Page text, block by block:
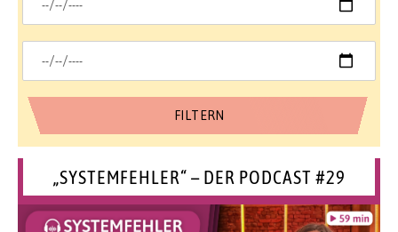
„SYSTEMFEHLER“ – DER PODCAST #29